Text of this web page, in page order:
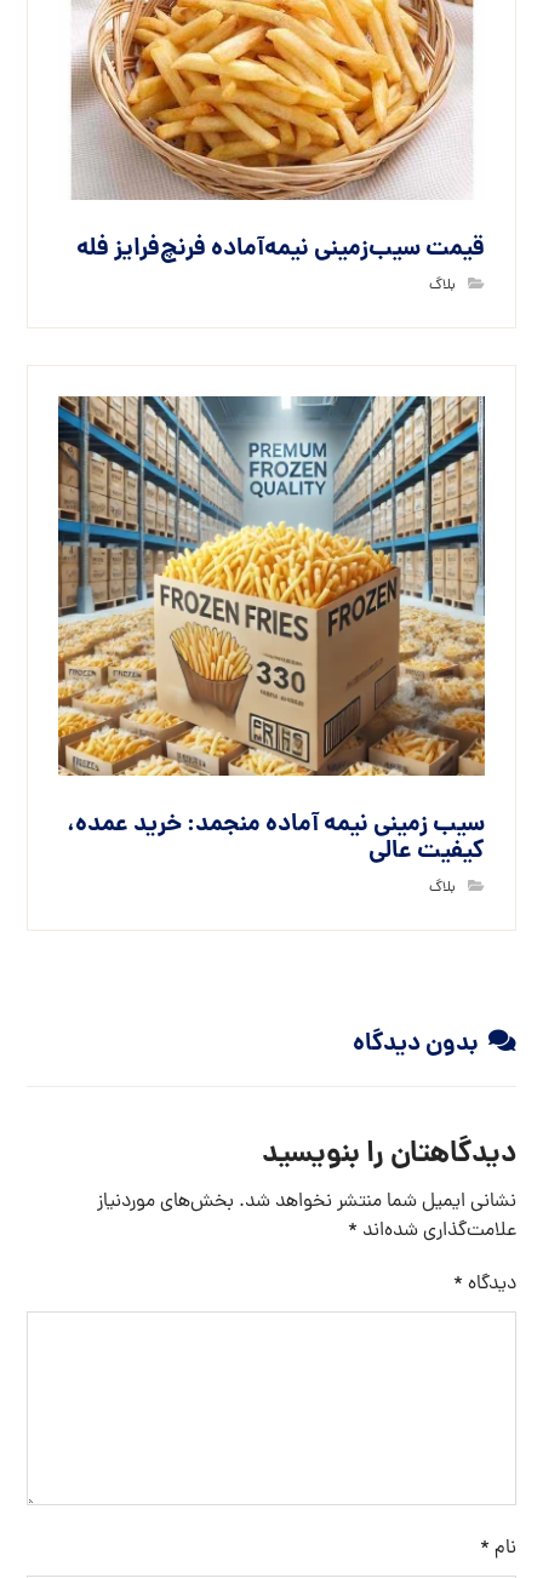
قیمت سیب‌زمینی نیمه‌آماده فرنچ‌فرایز فله
بلاگ
سیب زمینی نیمه آماده منجمد: خرید عمده،
کیفیت عالی
بلاگ
بدون دیدگاه
دیدگاهتان را بنویسید
نشانی ایمیل شما منتشر نخواهد شد. بخش‌های موردنیاز
علامت‌گذاری شده‌اند *
دیدگاه *
نام *